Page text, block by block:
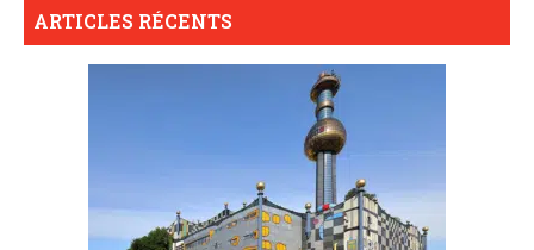
ARTICLES RÉCENTS